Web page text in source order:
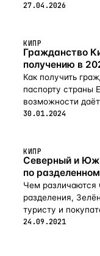
27.04.2026
КИПР
Гражданство
получению в
Как получить
паспорту страны
возможности
30.01.2024
КИПР
Северный и
по
Чем
разделения,
туристу и
24.09.2021